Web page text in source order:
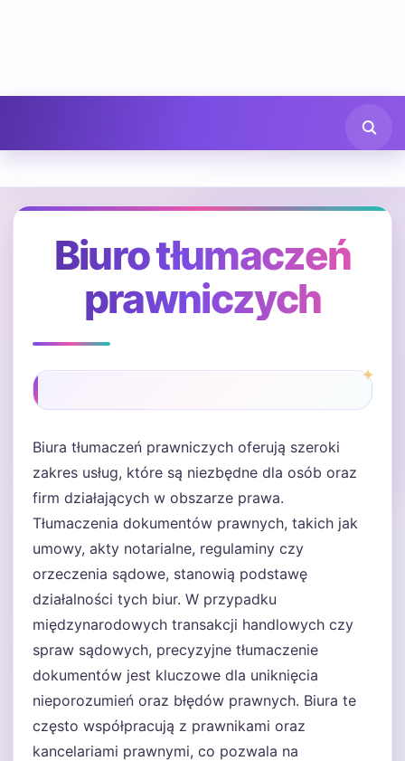
Biuro tłumaczeń
prawniczych
Biura tłumaczeń prawniczych oferują szeroki
zakres usług, które są niezbędne dla osób oraz
firm działających w obszarze prawa.
Tłumaczenia dokumentów prawnych, takich jak
umowy, akty notarialne, regulaminy czy
orzeczenia sądowe, stanowią podstawę
działalności tych biur. W przypadku
międzynarodowych transakcji handlowych czy
spraw sądowych, precyzyjne tłumaczenie
dokumentów jest kluczowe dla uniknięcia
nieporozumień oraz błędów prawnych. Biura te
często współpracują z prawnikami oraz
kancelariami prawnymi, co pozwala na